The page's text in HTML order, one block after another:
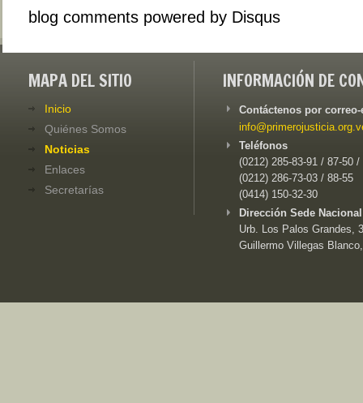
blog comments powered by Disqus
MAPA DEL SITIO
Inicio
Quiénes Somos
Noticias
Enlaces
Secretarías
INFORMACIÓN DE
Contáctenos por
Teléfonos
(0212) 285-83-91 / 87-50 /
(0212) 286-73-03 / 88-55
(0414) 150-32-30
Dirección Sede
Urb. Los Palos Grandes,
Guillermo Villegas